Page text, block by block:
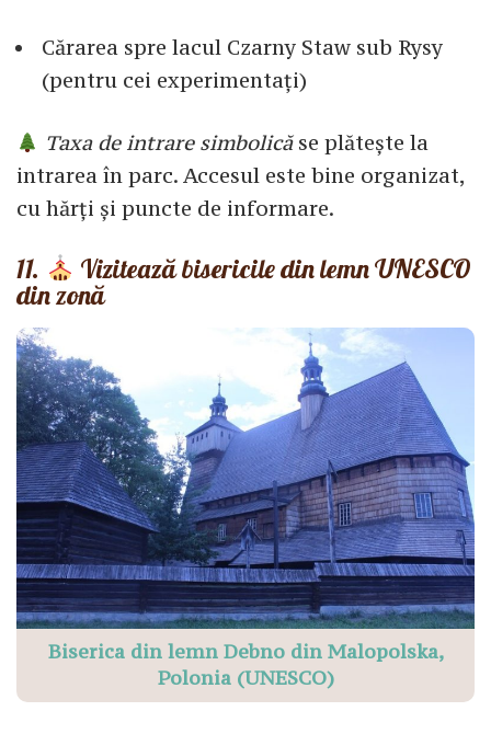
Cărarea spre lacul Czarny Staw sub Rysy
(pentru cei experimentați)
Taxa de intrare simbolicăse plătește la
intrarea în parc. Accesul este bine organizat,
cu hărți și puncte de informare.
11.
Vizitează bisericile din lemn UNESCO
din zonă
Biserica din lemn Debno din Malopolska,
Polonia (UNESCO)